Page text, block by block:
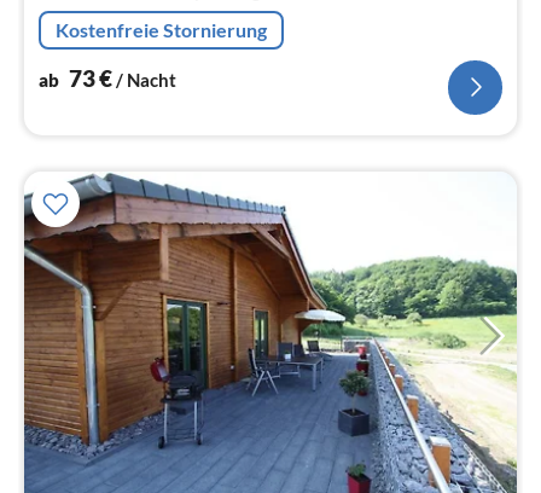
Familien
Kostenfreie Stornierung
ab 73€/ Nacht